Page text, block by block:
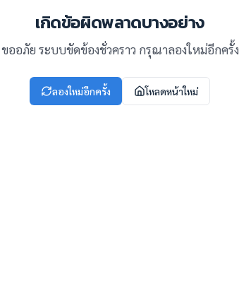
เกิดข้อผิดพลาดบางอย่าง
ขออภัย ระบบขัดข้องชั่วคราว กรุณาลองใหม่อีกครั้ง
ลองใหม่อีกครั้ง โหลดหน้าใหม่